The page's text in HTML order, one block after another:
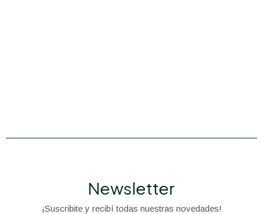
Newsletter
¡Suscribite y recibí todas nuestras novedades!